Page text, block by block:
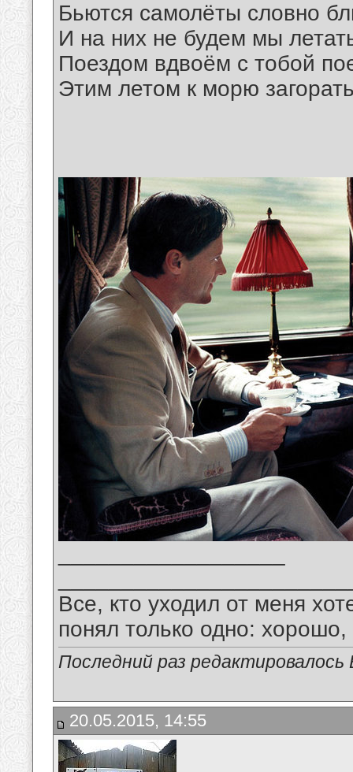
Бьются самолёты словно
И на них не будем мы
Поездом вдвоём с тобой
Этим летом к морю
Все, кто уходил от меня
понял только одно:
Последний раз
20.05.2015, 14:55